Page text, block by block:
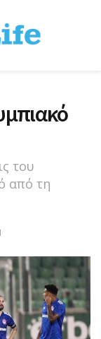
του
από τη